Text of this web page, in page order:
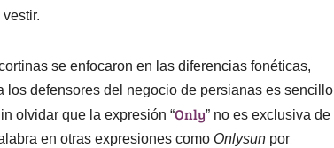
se enfocaron en las diferencias fonéticas,
defensores del negocio de persianas es sencillo
olvidar que la expresión “Only” no es exclusiva de
en otras expresiones como Onlysun por